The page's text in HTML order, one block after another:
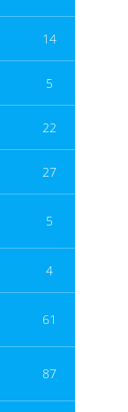
14
5
22
27
5
4
61
87